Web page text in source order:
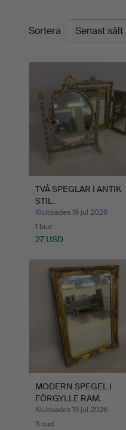
Slutpriser
Sortera
TVÅ SPEGLAR I ANTIK
STIL.
Klubbades 19 jul 2026
1 bud
27 USD
MODERN SPEGEL I
FÖRGYLLE RAM.
Klubbades 19 jul 2026
3 bud